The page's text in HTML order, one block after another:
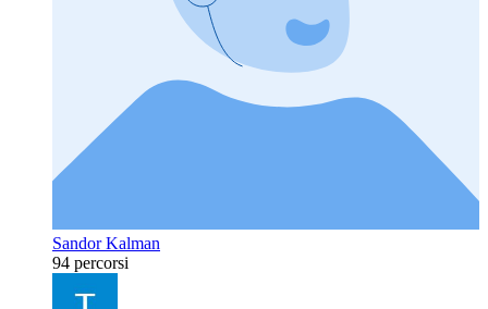
Sandor Kalman
94 percorsi